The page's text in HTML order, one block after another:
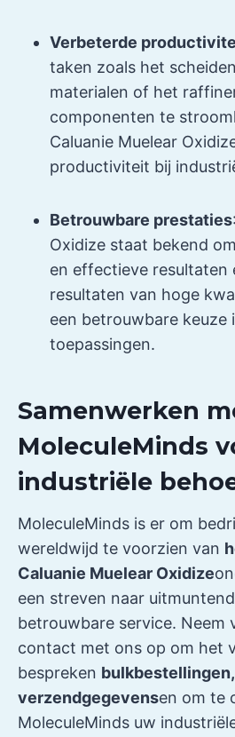
Verbeterde
taken zoals het
materialen of het
componenten te
Caluanie Muelear
productiviteit bij
Betrouwbare prestaties
Oxidize staat bekend
en effectieve resultaten
resultaten van hoge
een betrouwbare keuze
toepassingen.
Samenwerken
MoleculeMinds
industriële
MoleculeMinds is er om
wereldwijd te voorzien van
Caluanie Muelear Oxidize
een streven naar
betrouwbare service. Neem
contact met ons op om het
bespreken bulkbestellingen,
verzendgegevensen om te
MoleculeMinds uw